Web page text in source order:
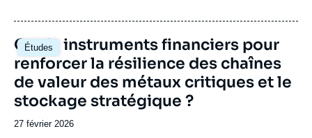
publication
Études
Image
principale
Quels instruments financiers pour
renforcer la résilience des chaînes
de valeur des métaux critiques et le
stockage stratégique ?
Date
27 février 2026